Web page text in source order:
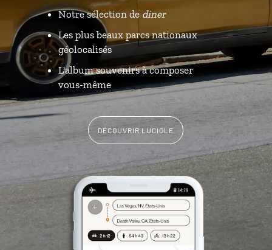
Notre sélection de diner
Les plus beaux parcs nationaux
géolocalisés
L'album souvenirs à composer
vous-même
DÉCOUVRIR LUCIOLE